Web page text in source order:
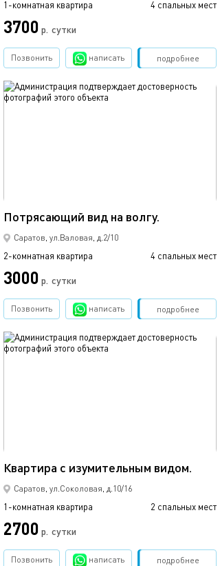
1-комнатная квартира 4 спальных мест
3700 р. сутки
подробнее
Позвонить написать Забронировать
Потрясающий вид на волгу.
Саратов, ул.Валовая, д.2/10
2-комнатная квартира 4 спальных мест
3000 р. сутки
обновлено 03.04.2020
подробнее
Позвонить написать Забронировать
Квартира с изумительным видом.
Саратов, ул.Соколовая, д.10/16
1-комнатная квартира 2 спальных мест
2700 р. сутки
обновлено 03.04.2020
подробнее
Позвонить написать Забронировать